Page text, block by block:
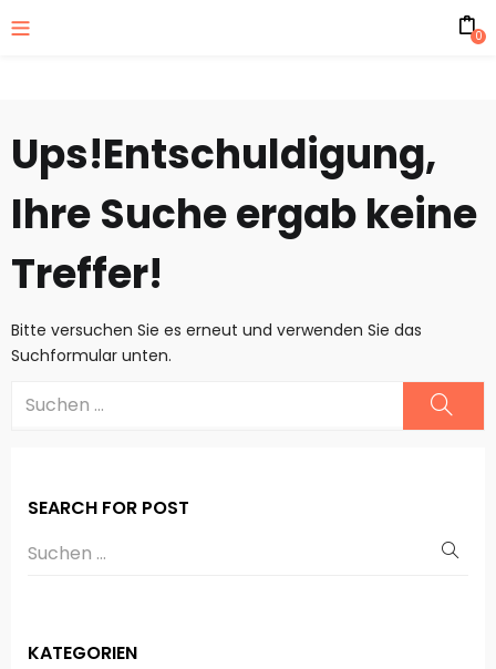
0
Ups!Entschuldigung,
Ihre Suche ergab keine
Treffer!
Bitte versuchen Sie es erneut und verwenden Sie das
Suchformular unten.
SEARCH FOR POST
KATEGORIEN